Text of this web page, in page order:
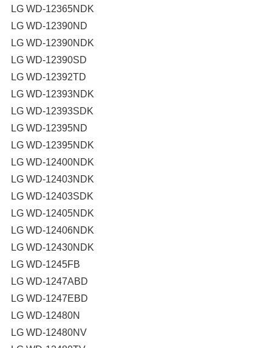
LG WD-12365NDK
LG WD-12390ND
LG WD-12390NDK
LG WD-12390SD
LG WD-12392TD
LG WD-12393NDK
LG WD-12393SDK
LG WD-12395ND
LG WD-12395NDK
LG WD-12400NDK
LG WD-12403NDK
LG WD-12403SDK
LG WD-12405NDK
LG WD-12406NDK
LG WD-12430NDK
LG WD-1245FB
LG WD-1247ABD
LG WD-1247EBD
LG WD-12480N
LG WD-12480NV